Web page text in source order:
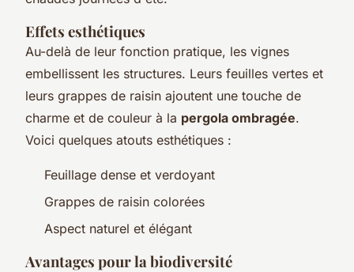
Effets esthétiques
Au-delà de leur fonction pratique, les vignes
embellissent les structures. Leurs feuilles vertes et
leurs grappes de raisin ajoutent une touche de
charme et de couleur à la pergola ombragée.
Voici quelques atouts esthétiques :
Feuillage dense et verdoyant
Grappes de raisin colorées
Aspect naturel et élégant
Avantages pour la biodiversité